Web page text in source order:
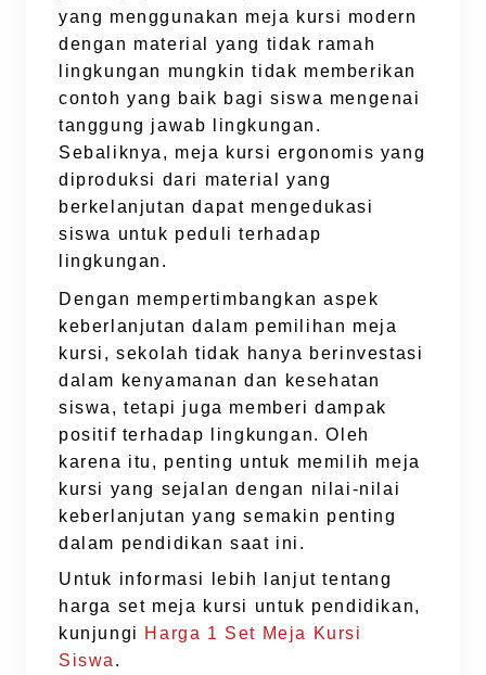
yang menggunakan meja kursi modern
dengan material yang tidak ramah
lingkungan mungkin tidak memberikan
contoh yang baik bagi siswa mengenai
tanggung jawab lingkungan.
Sebaliknya, meja kursi ergonomis yang
diproduksi dari material yang
berkelanjutan dapat mengedukasi
siswa untuk peduli terhadap
lingkungan.
Dengan mempertimbangkan aspek
keberlanjutan dalam pemilihan meja
kursi, sekolah tidak hanya berinvestasi
dalam kenyamanan dan kesehatan
siswa, tetapi juga memberi dampak
positif terhadap lingkungan. Oleh
karena itu, penting untuk memilih meja
kursi yang sejalan dengan nilai-nilai
keberlanjutan yang semakin penting
dalam pendidikan saat ini.
Untuk informasi lebih lanjut tentang
harga set meja kursi untuk pendidikan,
kunjungi Harga 1 Set Meja Kursi
Siswa .